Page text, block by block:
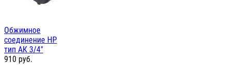
Обжимное
соединение НР
тип АК 3/4"
910 руб.